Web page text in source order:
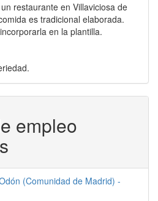
restaurante en Villaviciosa de
es tradicional elaborada.
en la plantilla.
empleo
(Comunidad de Madrid) -